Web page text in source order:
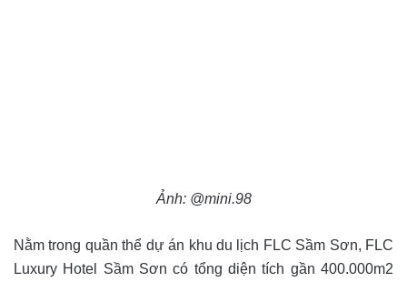
Ảnh: @mini.98
Nằm trong quần thể dự án khu du lịch FLC Sầm Sơn, FLC
Luxury Hotel Sầm Sơn có tổng diện tích gần 400.000m2